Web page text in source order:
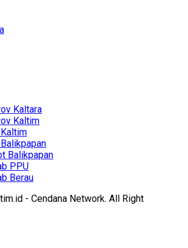
Kaltara
Kaltim
Balikpapan
PPU
Berau
- Cendana Network. All Right